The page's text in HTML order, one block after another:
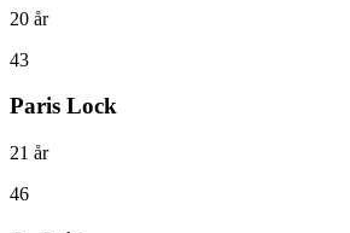
20 år
43
Paris Lock
21 år
46